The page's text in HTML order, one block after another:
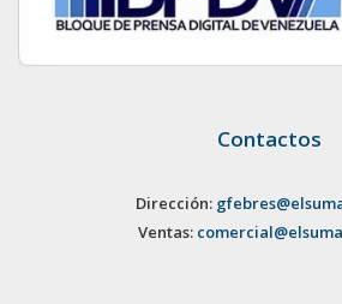
Contactos
Dirección:
Ventas: